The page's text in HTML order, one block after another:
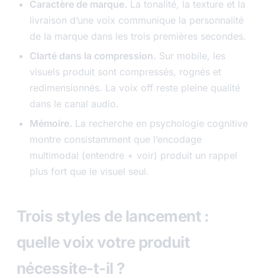
Caractère de marque. La tonalité, la texture et la
livraison d’une voix communique la personnalité
de la marque dans les trois premières secondes.
Clarté dans la compression. Sur mobile, les
visuels produit sont compressés, rognés et
redimensionnés. La voix off reste pleine qualité
dans le canal audio.
Mémoire. La recherche en psychologie cognitive
montre consistamment que l’encodage
multimodal (entendre + voir) produit un rappel
plus fort que le visuel seul.
Trois styles de lancement :
quelle voix votre produit
nécessite-t-il ?